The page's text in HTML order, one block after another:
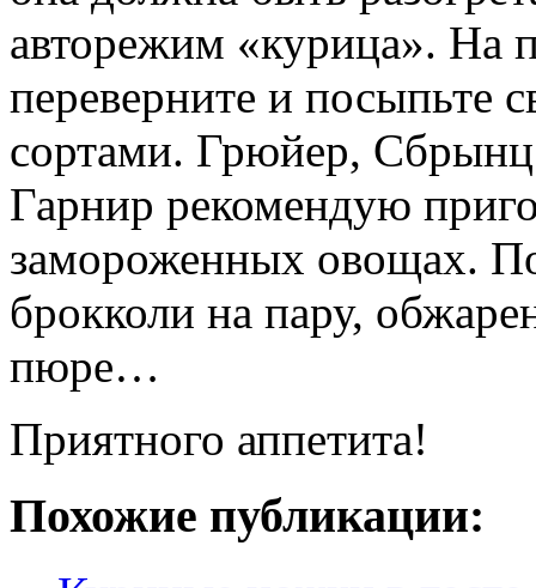
авторежим «курица». На
переверните и посыпьте
сортами. Грюйер, Сбрынц
Гарнир рекомендую
замороженных овощах.
брокколи на пару,
пюре…
Приятного аппетита!
Похожие публикации: